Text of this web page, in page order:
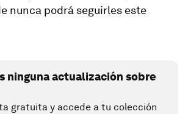
nunca podrá seguirles este
ninguna actualización sobre
gratuita y accede a tu colección